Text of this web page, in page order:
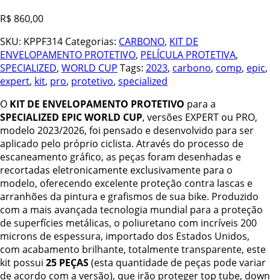
R$ 860,00
SKU: KPPF314 Categorias: CARBONO, KIT DE
ENVELOPAMENTO PROTETIVO, PELÍCULA PROTETIVA,
SPECIALIZED, WORLD CUP Tags: 2023, carbono, comp, epic,
expert, kit, pro, protetivo, specialized
O KIT DE ENVELOPAMENTO PROTETIVO para a
SPECIALIZED EPIC WORLD CUP, versões EXPERT ou PRO,
modelo 2023/2026, foi pensado e desenvolvido para ser
aplicado pelo próprio ciclista. Através do processo de
escaneamento gráfico, as peças foram desenhadas e
recortadas eletronicamente exclusivamente para o
modelo, oferecendo excelente proteção contra lascas e
arranhões da pintura e grafismos de sua bike. Produzido
com a mais avançada tecnologia mundial para a proteção
de superfícies metálicas, o poliuretano com incríveis 200
microns de espessura, importado dos Estados Unidos,
com acabamento brilhante, totalmente transparente, este
kit possui 25 PEÇAS(esta quantidade de peças pode variar
de acordo com a versão), que irão proteger top tube, down